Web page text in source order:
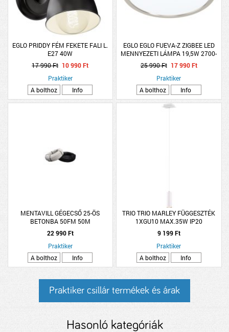
EGLO PRIDDY FÉM FEKETE FALI L.
E27 40W
17 990 Ft 10 990 Ft
Praktiker
A bolthoz
Info
EGLO EGLO FUEVA-Z ZIGBEE LED
MENNYEZETI LÁMPA 19,5W 2700-
6500K IP44 DIMMELHETŐ 28,5CM
NIKKEL
25 990 Ft 17 990 Ft
Praktiker
A bolthoz
Info
MENTAVILL GÉGECSŐ 25-ÖS
BETONBA 50FM 50M
22 990 Ft
Praktiker
A bolthoz
Info
TRIO TRIO MARLEY FÜGGESZTÉK
1XGU10 MAX.35W IP20
12X150X12CM FEHÉR
9 199 Ft
Praktiker
A bolthoz
Info
Praktiker csillár termékek és árak
Hasonló kategóriák